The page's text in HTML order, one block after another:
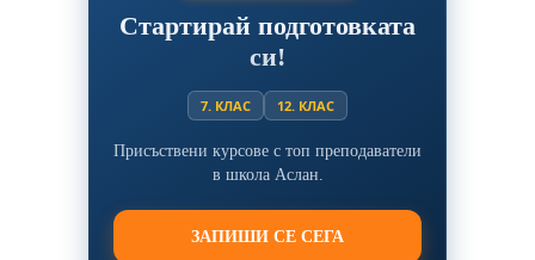
Стартирай подготовката
си!
7. КЛАС 12. КЛАС
Присъствени курсове с топ преподаватели
в школа Аслан.
ЗАПИШИ СЕ СЕГА